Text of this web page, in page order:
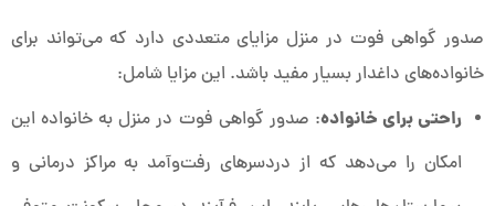
صدور گواهی فوت در منزل مزایای متعددی دارد که می‌تواند برای
خانواده‌های داغدار بسیار مفید باشد. این مزایا شامل:
راحتی برای خانواده: صدور گواهی فوت در منزل به خانواده این
امکان را می‌دهد که از دردسرهای رفت‌وآمد به مراکز درمانی و